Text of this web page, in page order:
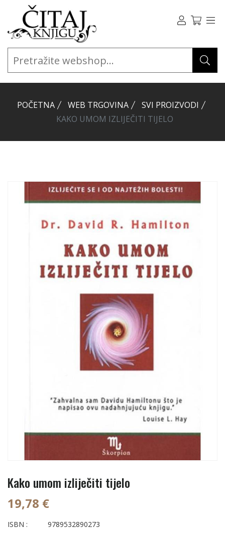
POČETNA WEB TRGOVINA
SVI PROIZVODI
KAKO UMOM IZLIJEČITI TIJELO
Kako umom izliječiti tijelo
19,78 €
ISBN :
9789532890273